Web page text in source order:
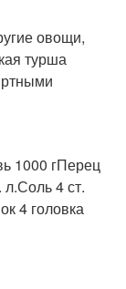
овощи,
турша
1000 гПерец
4 ст.
4 головка